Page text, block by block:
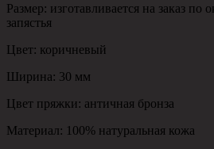
Размер: изготавливается на заказ по
запястья
Цвет: коричневый
Ширина: 30 мм
Цвет пряжки: античная бронза
Материал: 100% натуральная кожа